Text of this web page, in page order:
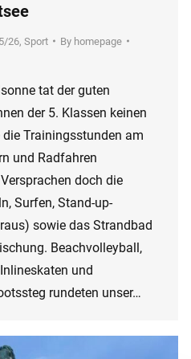
26, Sport By homepage
tat der guten
der 5. Klassen keinen
Trainingsstunden am
und Radfahren
doch die
Surfen, Stand-up-
sowie das Strandbad
Beachvolleyball,
und
rundeten unser…